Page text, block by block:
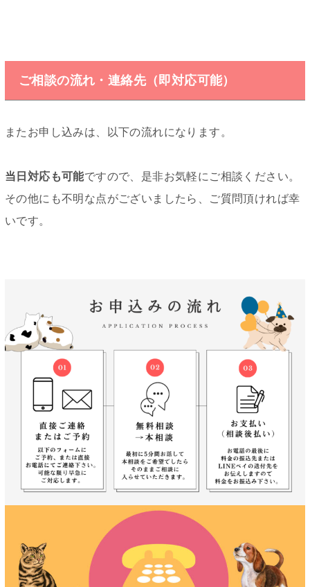
ご相談の流れ・連絡先（即対応可能）
またお申し込みは、以下の流れになります。
当日対応も可能ですので、是非お気軽にご相談ください。
その他にも不明な点がございましたら、ご質問頂ければ幸
いです。